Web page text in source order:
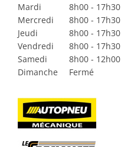
Mardi
8h00 - 17h30
Mercredi
8h00 - 17h30
Jeudi
8h00 - 17h30
Vendredi
8h00 - 17h30
Samedi
8h00 - 12h00
Dimanche
Fermé